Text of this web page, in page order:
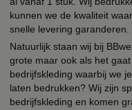
kunnen we de kwaliteit
snelle levering garanderen.
Natuurlijk staan wij bij
grote maar ook als het
bedrijfskleding waarbij we
laten bedrukken? Wij zijn
bedrijfskleding en komen